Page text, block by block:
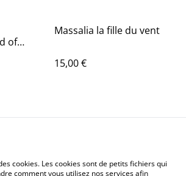
of
Massalia la fille du vent
15,00 €
cookies. Les cookies sont de petits fichiers qui
comment vous utilisez nos services afin